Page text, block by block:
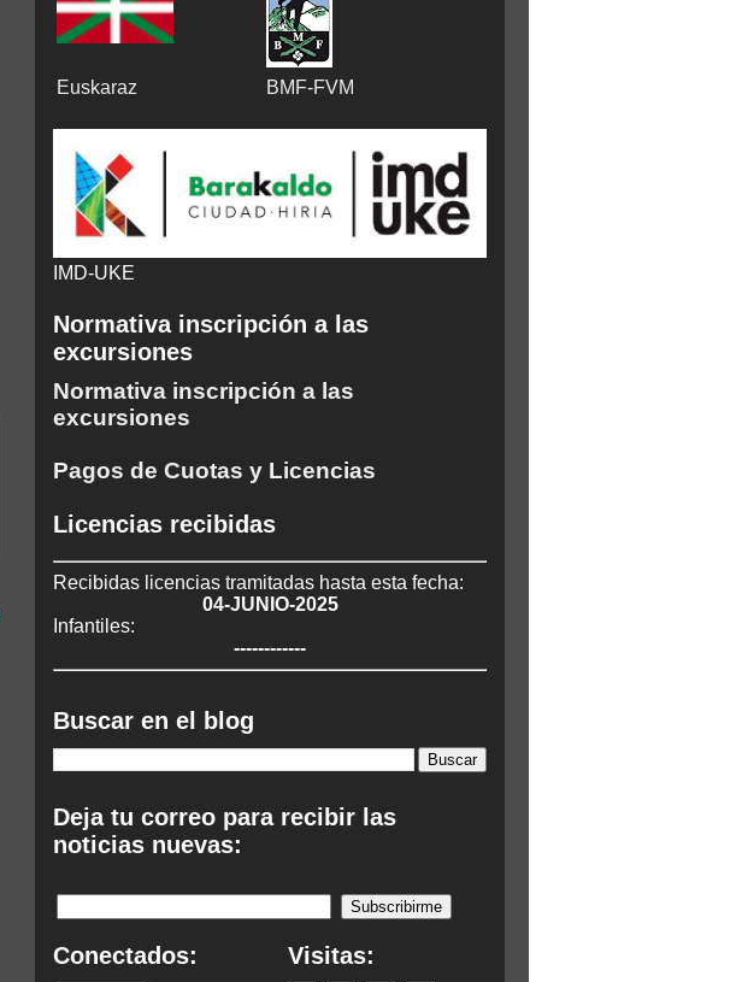
Euskaraz BMF-FVM
IMD-UKE
Normativa inscripción a las
excursiones
Normativa inscripción a las
excursiones
Pagos de Cuotas y Licencias
Licencias recibidas
Recibidas licencias tramitadas hasta esta fecha:
04-JUNIO-2025
Infantiles:
------------
Buscar en el blog
Deja tu correo para recibir las
noticias nuevas:
Conectados: Visitas: